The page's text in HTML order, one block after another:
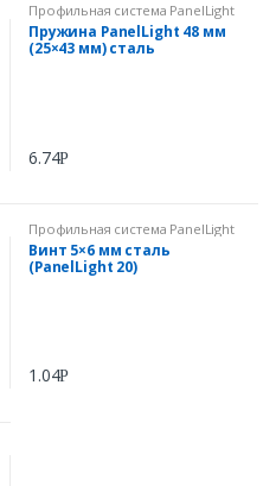
Профильная система PanelLight
Пружина PanelLight 48 мм
(25×43 мм) сталь
6.74Р
Профильная система PanelLight
Винт 5×6 мм сталь
(PanelLight 20)
1.04Р